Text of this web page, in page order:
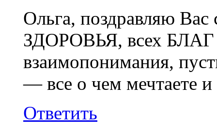
Ольга, поздравляю
ЗДОРОВЬЯ, всех БЛАГ
взаимопонимания,
— все о чем мечтаете и
Ответить